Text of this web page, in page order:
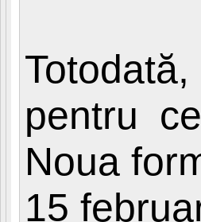
pentru
Noua
15